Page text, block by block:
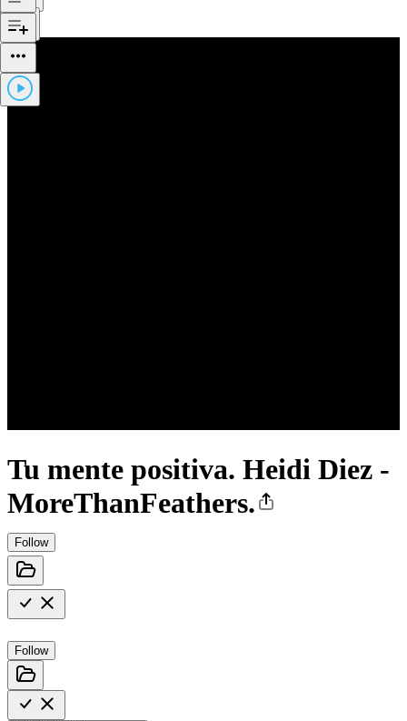
Tu mente positiva. Heidi Diez -
MoreThanFeathers.
Follow
Follow